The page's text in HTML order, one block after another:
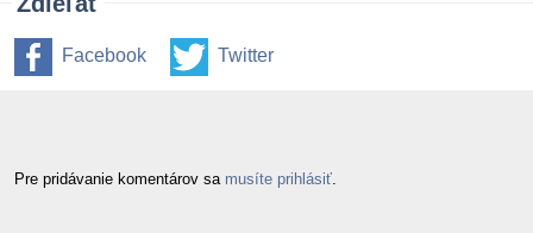
Facebook Twitter
Pre pridávanie komentárov sa musíte prihlásiť